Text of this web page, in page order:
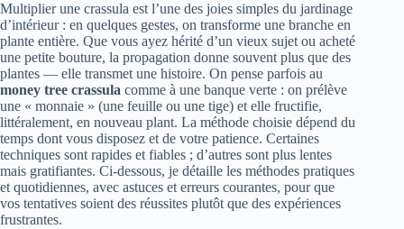
Multiplier une crassula est l’une des joies simples du jardinage
d’intérieur : en quelques gestes, on transforme une branche en
plante entière. Que vous ayez hérité d’un vieux sujet ou acheté
une petite bouture, la propagation donne souvent plus que des
plantes — elle transmet une histoire. On pense parfois au
money tree crassula comme à une banque verte : on prélève
une « monnaie » (une feuille ou une tige) et elle fructifie,
littéralement, en nouveau plant. La méthode choisie dépend du
temps dont vous disposez et de votre patience. Certaines
techniques sont rapides et fiables ; d’autres sont plus lentes
mais gratifiantes. Ci‑dessous, je détaille les méthodes pratiques
et quotidiennes, avec astuces et erreurs courantes, pour que
vos tentatives soient des réussites plutôt que des expériences
frustrantes.